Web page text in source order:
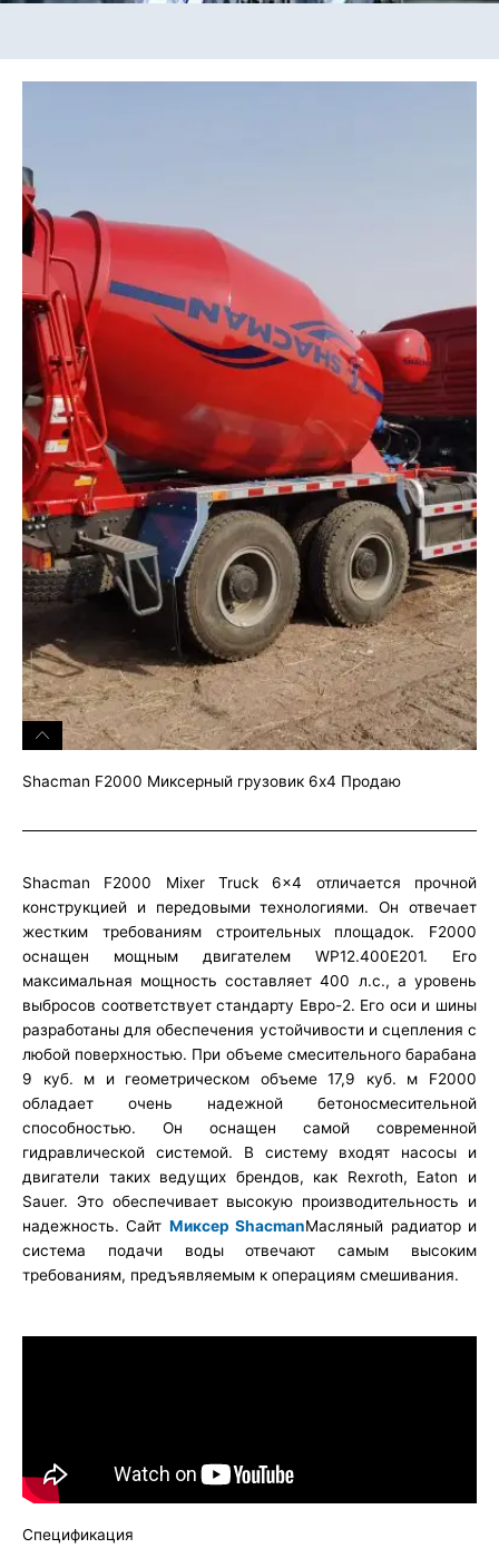
Shacman F2000 Миксерный грузовик 6x4 Продаю
Shacman F2000 Mixer Truck 6×4 отличается прочной
конструкцией и передовыми технологиями. Он отвечает
жестким требованиям строительных площадок. F2000
оснащен мощным двигателем WP12.400E201. Его
максимальная мощность составляет 400 л.с., а уровень
выбросов соответствует стандарту Евро-2. Его оси и шины
разработаны для обеспечения устойчивости и сцепления с
любой поверхностью. При объеме смесительного барабана
9 куб. м и геометрическом объеме 17,9 куб. м F2000
обладает очень надежной бетоносмесительной
способностью. Он оснащен самой современной
гидравлической системой. В систему входят насосы и
двигатели таких ведущих брендов, как Rexroth, Eaton и
Sauer. Это обеспечивает высокую производительность и
надежность. Сайт Миксер ShacmanМасляный радиатор и
система подачи воды отвечают самым высоким
требованиям, предъявляемым к операциям смешивания.
Спецификация